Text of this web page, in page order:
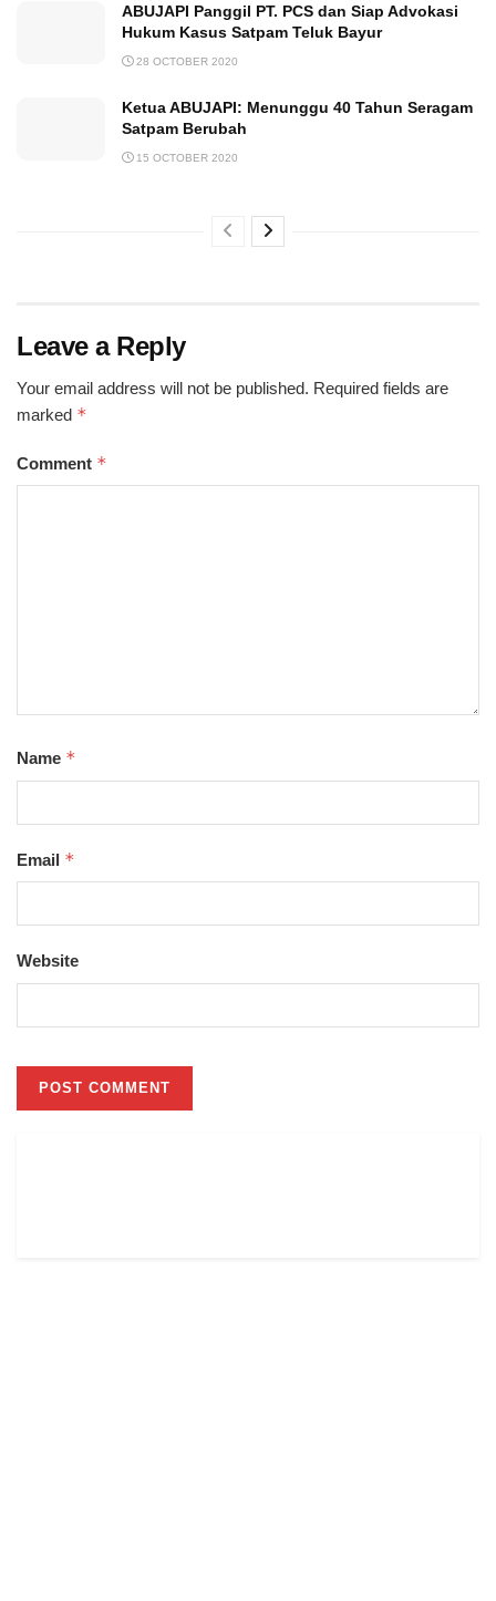
ABUJAPI Panggil PT. PCS dan Siap Advokasi
Hukum Kasus Satpam Teluk Bayur
28 OCTOBER 2020
Ketua ABUJAPI: Menunggu 40 Tahun Seragam
Satpam Berubah
15 OCTOBER 2020
Leave a Reply
Your email address will not be published. Required fields are
marked *
Comment *
Name *
Email *
Website